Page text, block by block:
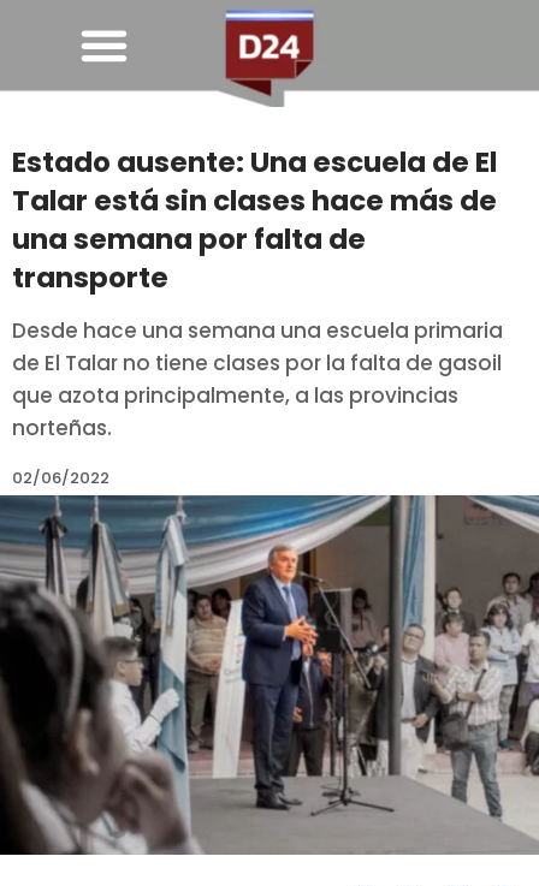
Estado ausente: Una escuela de El
Talar está sin clases hace más de
una semana por falta de
transporte
Desde hace una semana una escuela primaria
de El Talar no tiene clases por la falta de gasoil
que azota principalmente, a las provincias
norteñas.
02/06/2022